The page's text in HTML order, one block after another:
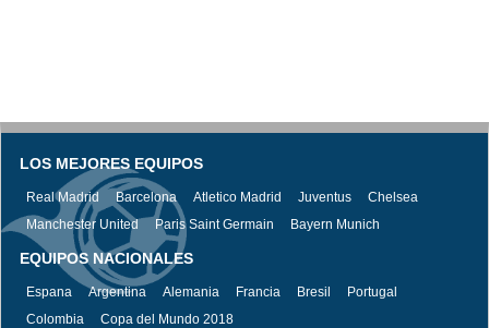
LOS MEJORES EQUIPOS
Real Madrid Barcelona Atletico Madrid Juventus
Chelsea
Manchester United
Paris Saint Germain Bayern Munich
EQUIPOS NACIONALES
Espana Argentina Alemania Francia Bresil
Portugal
Colombia
Copa del Mundo 2018